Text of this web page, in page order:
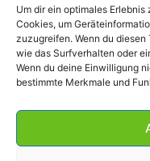
Um dir ein optimales
Cookies, um
zuzugreifen. Wenn du
wie das Surfverhalten oder
Wenn du deine Einwilligung
bestimmte Merkmale und